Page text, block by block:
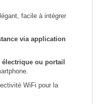
facile à intégrer
via application
électrique ou portail
WiFi pour la